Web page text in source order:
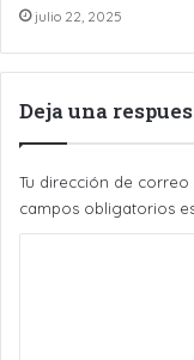
julio 22, 2025
Deja una
Tu dirección de
campos obligatorios